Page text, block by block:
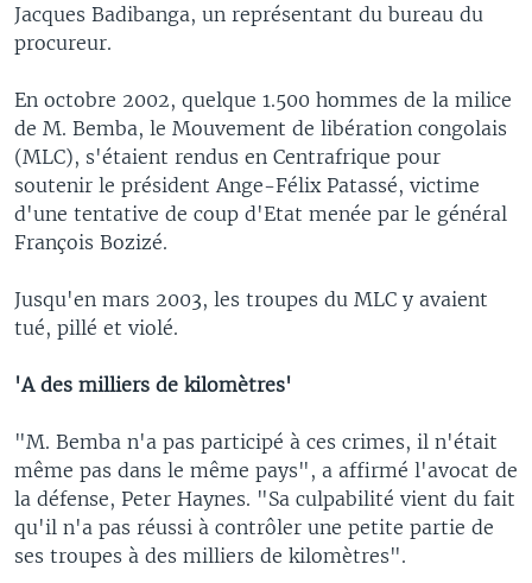
Jacques Badibanga, un représentant du bureau du
procureur.
En octobre 2002, quelque 1.500 hommes de la milice
de M. Bemba, le Mouvement de libération congolais
(MLC), s'étaient rendus en Centrafrique pour
soutenir le président Ange-Félix Patassé, victime
d'une tentative de coup d'Etat menée par le général
François Bozizé.
Jusqu'en mars 2003, les troupes du MLC y avaient
tué, pillé et violé.
'A des milliers de kilomètres'
"M. Bemba n'a pas participé à ces crimes, il n'était
même pas dans le même pays", a affirmé l'avocat de
la défense, Peter Haynes. "Sa culpabilité vient du fait
qu'il n'a pas réussi à contrôler une petite partie de
ses troupes à des milliers de kilomètres".